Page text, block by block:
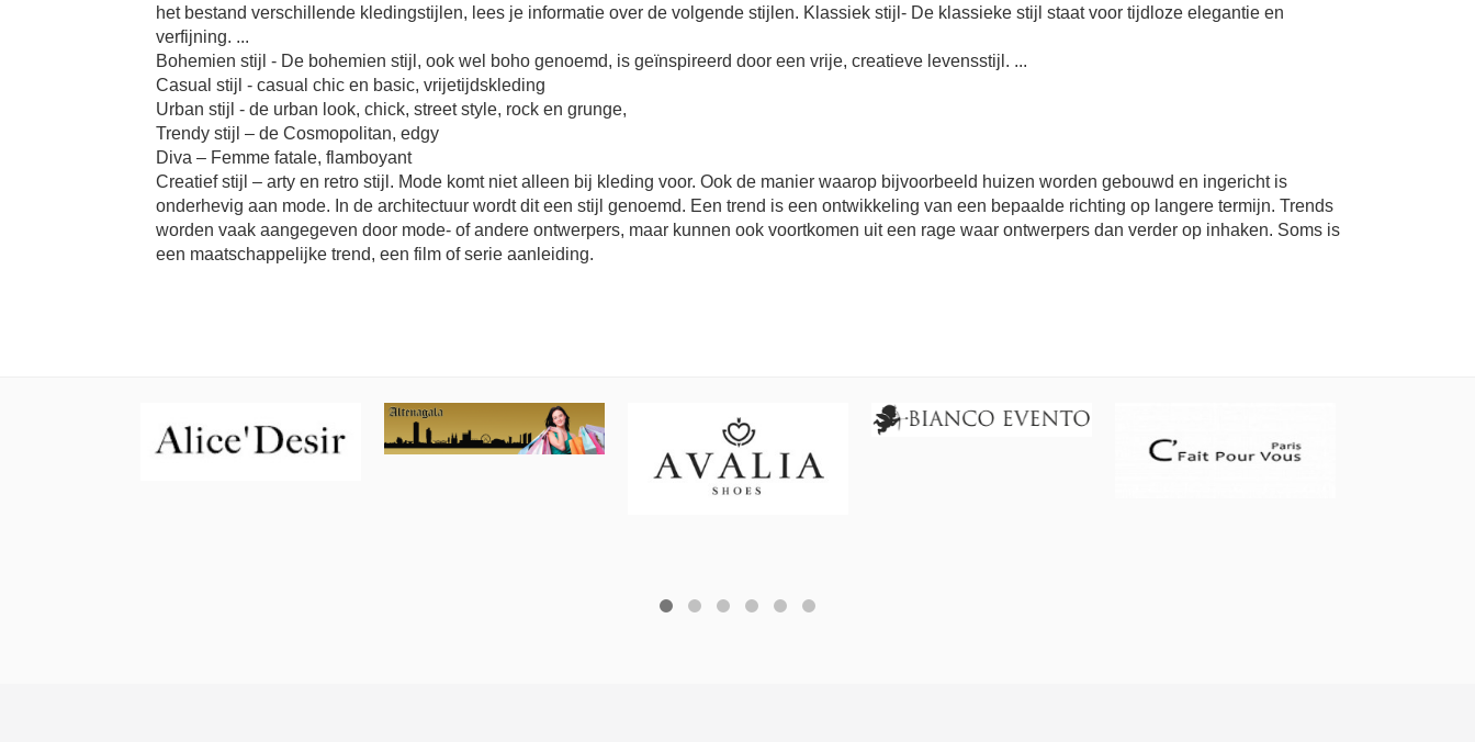
het bestand verschillende kledingstijlen, lees je informatie over de volgende stijlen. Klassiek stijl- De klassieke stijl staat voor tijdloze elegantie en
verfijning. ...
Bohemien stijl - De bohemien stijl, ook wel boho genoemd, is geïnspireerd door een vrije, creatieve levensstijl. ...
Casual stijl - casual chic en basic, vrijetijdskleding
Urban stijl - de urban look, chick, street style, rock en grunge,
Trendy stijl – de Cosmopolitan, edgy
Diva – Femme fatale, flamboyant
Creatief stijl – arty en retro stijl. Mode komt niet alleen bij kleding voor. Ook de manier waarop bijvoorbeeld huizen worden gebouwd en ingericht is
onderhevig aan mode. In de architectuur wordt dit een stijl genoemd. Een trend is een ontwikkeling van een bepaalde richting op langere termijn. Trends
worden vaak aangegeven door mode- of andere ontwerpers, maar kunnen ook voortkomen uit een rage waar ontwerpers dan verder op inhaken. Soms is
een maatschappelijke trend, een film of serie aanleiding.